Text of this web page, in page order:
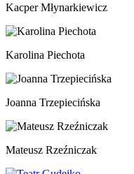
Kacper Młynarkiewicz
Karolina Piechota
Joanna Trzepiecińska
Mateusz Rzeźniczak